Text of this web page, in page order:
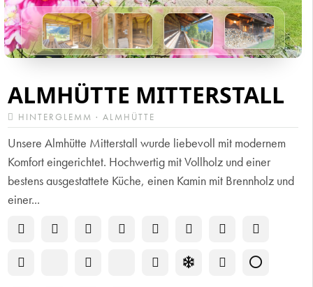
ALMHÜTTE MITTERSTALL
HINTERGLEMM · ALMHÜTTE
Unsere Almhütte Mitterstall wurde liebevoll mit modernem
Komfort eingerichtet. Hochwertig mit Vollholz und einer
bestens ausgestattete Küche, einen Kamin mit Brennholz und
einer...